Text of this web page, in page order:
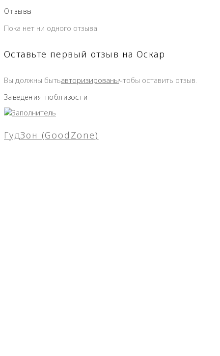
Отзывы
Пока нет ни одного отзыва.
Оставьте первый отзыв на Оскар
Вы должны бытьавторизированычтобы оставить отзыв.
Заведения поблизости
ГудЗон (GoodZone)